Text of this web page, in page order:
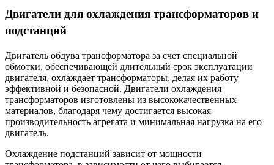
Двигатели для охлаждения трансформаторов и
подстанций
Двигатель обдува трансформатора за счет специальной
обмотки, обеспечивающей длительный срок эксплуатации
двигателя, охлаждает трансформаторы, делая их работу
эффективной и безопасной. Двигатели охлаждения
трансформаторов изготовлены из высококачественных
материалов, благодаря чему достигается высокая
производительность агрегата и минимальная нагрузка на его
двигатель.
Охлаждение подстанций зависит от мощности